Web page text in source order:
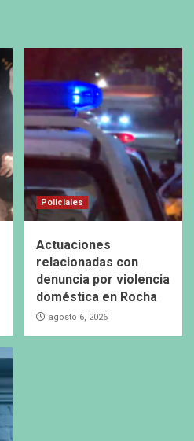
Policiales
Actuaciones
relacionadas con
denuncia por violencia
doméstica en Rocha
agosto 6, 2026